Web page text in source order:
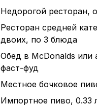
Недорогой ресторан,
Ресторан средней
двоих, по 3 блюда
Обед в McDonalds или
фаст-фуд
Местное бочковое
Импортное пиво, 0.33